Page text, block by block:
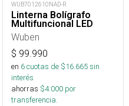
WUB7012610NAD-R
Linterna Bolígrafo
Multifuncional LED
Wuben
$ 99.990
en 6cuotas de $16.665sin
interés
ahorras $4.000 por
transferencia.